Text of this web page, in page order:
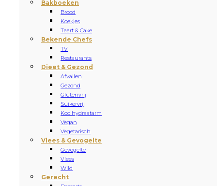
Bakboeken
Brood
Koekjes
Taart & Cake
Bekende Chefs
TV
Restaurants
Dieet & Gezond
Afvallen
Gezond
Glutenvrij
Suikervrij
Koolhydraatarm
Vegan
Vegetarisch
Vlees & Gevogelte
Gevogelte
Vlees
Wild
Gerecht